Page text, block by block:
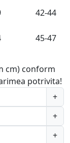
42-44
45-47
cm) conform
potrivita!
+
+
+